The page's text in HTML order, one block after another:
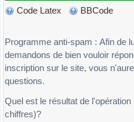
Code Latex BBCode
Programme anti-spam : Afin de
demandons de bien vouloir
inscription sur le site, vous
questions.
Quel est le résultat de
chiffres)?